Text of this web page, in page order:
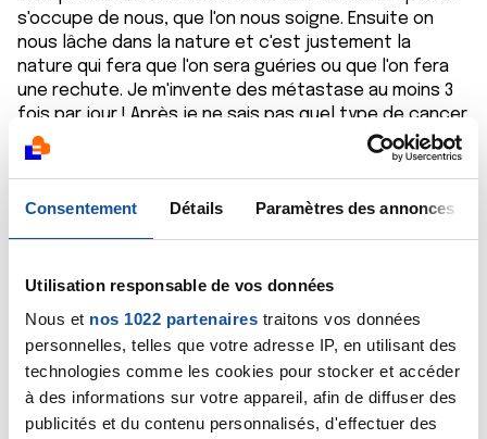
Consentement Détails Paramètres des annonces
Utilisation responsable de vos données
Nous et nos 1022 partenaires traitons vos données
personnelles, telles que votre adresse IP, en utilisant des
technologies comme les cookies pour stocker et accéder
à des informations sur votre appareil, afin de diffuser des
publicités et du contenu personnalisés, d'effectuer des
s'occupe de nous, que l'on nous soigne. Ensuite on
nous lâche dans la nature et c'est justement la
nature qui fera que l'on sera guéries ou que l'on fera
une rechute. Je m'invente des métastase au moins 3
fois par jour ! Après je ne sais pas quel type de cancer
vous avez eu et si vous avez des traitements
hormonaux, mais à priori ces derniers peuvent
vivement de voir votre médecin traitant et de lui
parler de votre mal être. Il peut peut être vous
pente. Je vois régulièrement une psychologue ça me
seule avec votre douleur quelqu'un doit surement
pouvoir vous aider. Quoi qu'il en soit n'ayez pas honte
de se que vous ressentez, chacun d'entre nous est
différent et réagi selon sa nature, son caractère son
vécu et sa situation personnelle. Je ne pense pas que